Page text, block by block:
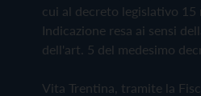
cui al decreto legislativo 15
Indicazione resa ai sensi
dell'art. 5 del medesimo
Vita Trentina, tramite la